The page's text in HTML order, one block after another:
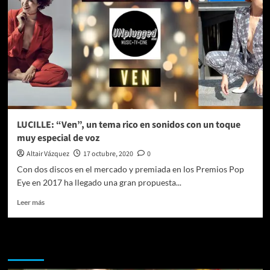
LUCILLE: “Ven”, un tema rico en sonidos con un toque
muy especial de voz
Altair Vázquez 17 octubre, 2020
0
Con dos discos en el mercado y premiada en los Premios Pop
Eye en 2017 ha llegado una gran propuesta...
Leer másLeer
un